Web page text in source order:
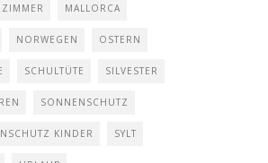
MALLORCA
NORWEGEN OSTERN
SCHULTÜTE SILVESTER
SONNENSCHUTZ
KINDER SYLT